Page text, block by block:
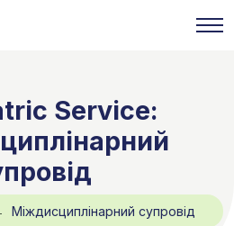
Service:
Міждисциплінарний супровід